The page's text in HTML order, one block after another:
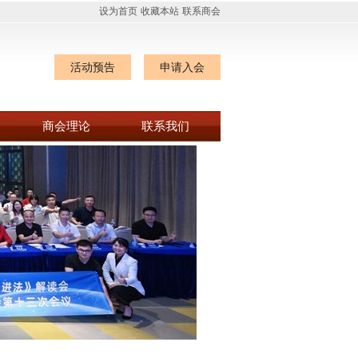
设为首页 收藏本站 联系商会
活动预告 申请入会
商会理论 联系我们